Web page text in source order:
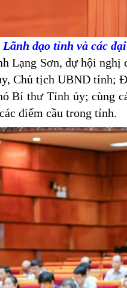
Lãnh đạo tỉnh và các
Sơn, dự hội nghị
Chủ tịch UBND
Bí thư Tỉnh ủy; cùng
điểm cầu trong tỉnh.